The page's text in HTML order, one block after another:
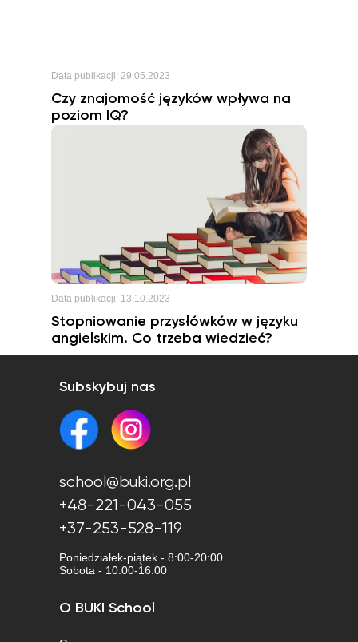
Data publikacji: 29.05.2023
Czy znajomość języków wpływa na
poziom IQ?
Data publikacji: 13.10.2023
Stopniowanie przysłówków w języku
angielskim. Co trzeba wiedzieć?
Subskybuj nas
school@buki.org.pl
+48-221-043-055
+37-253-528-119
Poniedziałek-piątek - 8:00-20:00
Sobota - 10:00-16:00
O BUKI School